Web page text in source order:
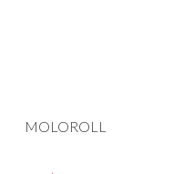
MOLOROLL